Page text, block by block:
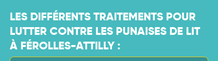
LES DIFFÉRENTS TRAITEMENTS POUR
LUTTER CONTRE LES PUNAISES DE LIT
À FÉROLLES-ATTILLY :